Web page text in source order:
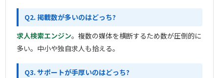
Q2. 掲載数が多いのはどっち?
求人検索エンジン。複数の媒体を横断するため数が圧倒的に
多い。中小や独自求人も拾える。
Q3. サポートが手厚いのはどっち?